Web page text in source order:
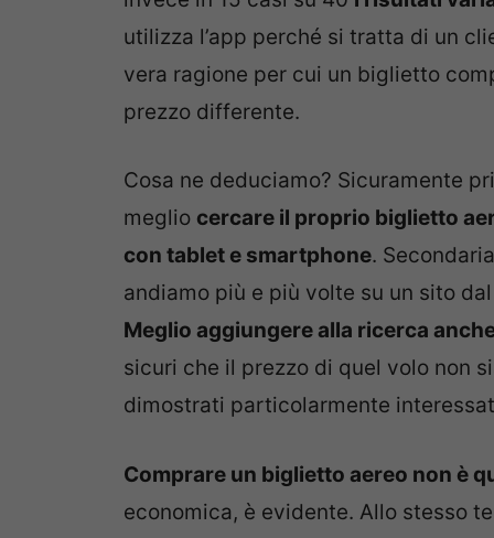
utilizza l’app perché si tratta di un
vera ragione per cui un biglietto
prezzo differente.
Cosa ne deduciamo? Sicuramente
meglio cercare il proprio biglietto
con tablet e smartphone.
andiamo più e più volte su un sito
Meglio aggiungere alla ricerca
sicuri che il prezzo di quel volo non
dimostrati particolarmente
Comprare un biglietto aereo non è
economica, è evidente. Allo stesso